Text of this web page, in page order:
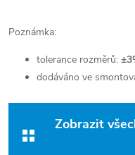
Poznámka:
tolerance rozměrů:
dodáváno ve
Zobrazit